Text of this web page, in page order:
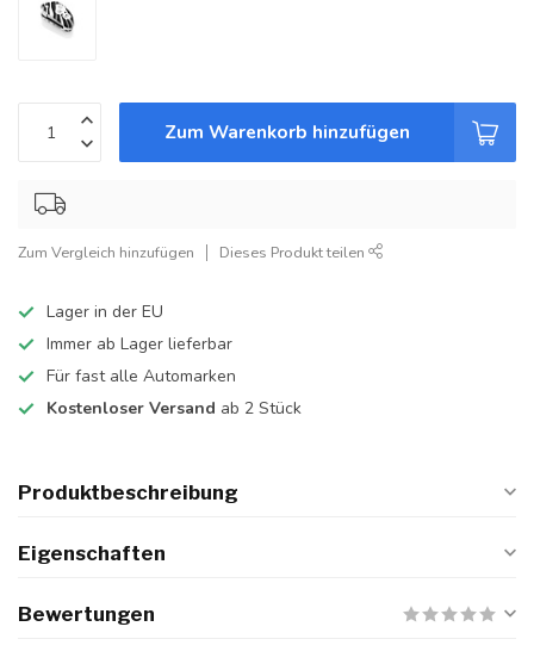
Zum Warenkorb hinzufügen
Zum Vergleich hinzufügen Dieses Produkt teilen
Lager in der EU
Immer ab Lager lieferbar
Für fast alle Automarken
Kostenloser Versand ab 2 Stück
Produktbeschreibung
Eigenschaften
Bewertungen